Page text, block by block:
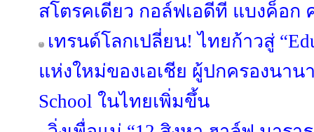
สโตรคเดียว กอล์ฟเอดีที แบงค็อ
เทรนด์โลกเปลี่ยน! ไทยก้าวสู่
แห่งใหม่ของเอเชีย ผู้ปกครองนาน
School ในไทยเพิ่มขึ้น